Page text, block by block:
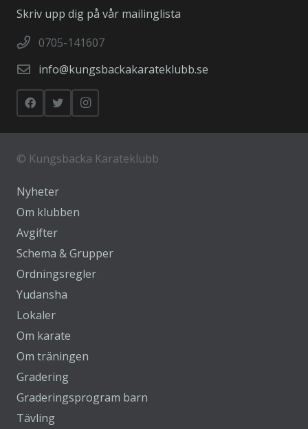
Skriv upp dig på vår mailinglista
0705-141607
info@kungsbackakarateklubb.se
© Kungsbacka Karateklubb
Nyheter
Om klubben
Avgifter
Schema & Grupper
Ordningsregler
Yudansha
Lokaler
Om karate
Om träningen
Gradering
Graderingsprogram barn
Tävling